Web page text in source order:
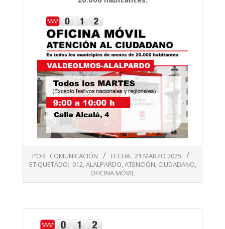
03-
POR: COMUNICACIÓN FECHA: 21 MARZO 2025
ETIQUETADO: 012,ALALPARDO,ATENCIÓN, CIUDADANO,
OFICINA MÓVIL